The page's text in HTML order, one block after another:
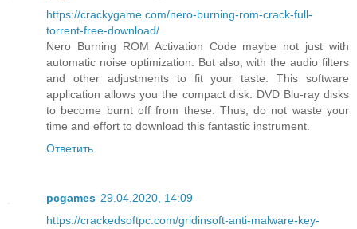
https://crackygame.com/nero-burning-rom-crack-full-
torrent-free-download/
Nero Burning ROM Activation Code maybe not just with
automatic noise optimization. But also, with the audio filters
and other adjustments to fit your taste. This software
application allows you the compact disk. DVD Blu-ray disks
to become burnt off from these. Thus, do not waste your
time and effort to download this fantastic instrument.
Ответить
pcgames 29.04.2020, 14:09
https://crackedsoftpc.com/gridinsoft-anti-malware-key-